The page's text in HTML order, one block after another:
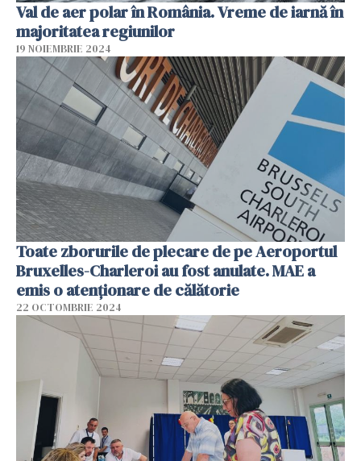
Val de aer polar în România. Vreme de iarnă în
majoritatea regiunilor
19 NOIEMBRIE 2024
Toate zborurile de plecare de pe Aeroportul
Bruxelles-Charleroi au fost anulate. MAE a
emis o atenționare de călătorie
22 OCTOMBRIE 2024